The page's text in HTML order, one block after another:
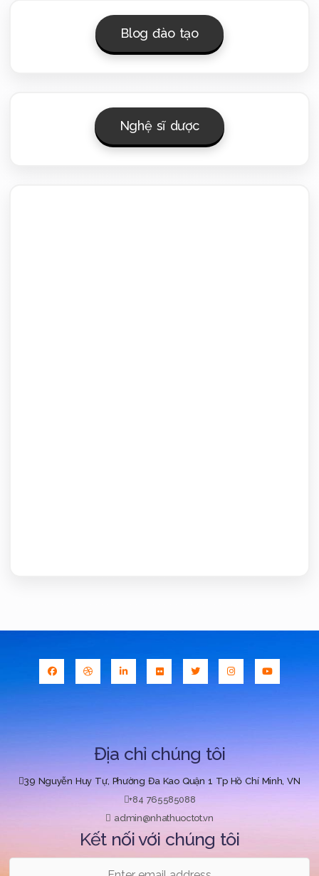
Blog đào tạo
Nghệ sĩ dược
Địa chỉ chúng tôi
39 Nguyễn Huy Tự, Phường Đa Kao Quận 1 Tp Hồ Chí Minh, VN
+84 765585088
admin@nhathuoctot.vn
Kết nối với chúng tôi